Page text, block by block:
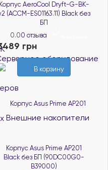
оборудование
Внешние накопители
Корпус AeroCool Dryft-G-BK-
(ACCM-ES01163.11) Black без
БП
0.00 отзыва
грн
В корзину
Корпус Asus Prime AP201
Black без БП (90DC00G0-
B39000)